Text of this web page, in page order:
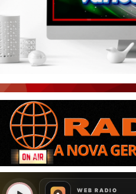
ÚLTIMAS POSTAGENS
BOAS NOTÍCIAS...VIRAM
CEARÁ BRASIL NOTÍCIAS
CEARÁ BRASIL MUNDO 1
BRASIL DE FATO
NOTÍCIAS GERAIS
CONECTE-SE